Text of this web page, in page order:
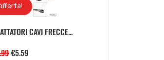
CAVI FRECCE...
€5.59